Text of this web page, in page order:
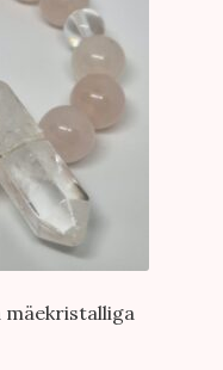
mäekristalliga